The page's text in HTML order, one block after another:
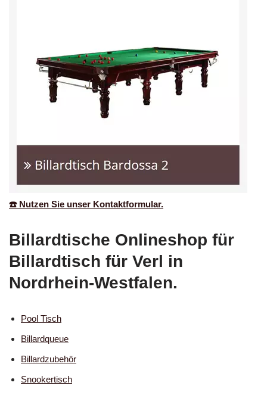
☎️ Nutzen Sie unser Kontaktformular.
Billardtische Onlineshop für
Billardtisch für Verl in
Nordrhein-Westfalen.
Pool Tisch
Billardqueue
Billardzubehör
Snookertisch